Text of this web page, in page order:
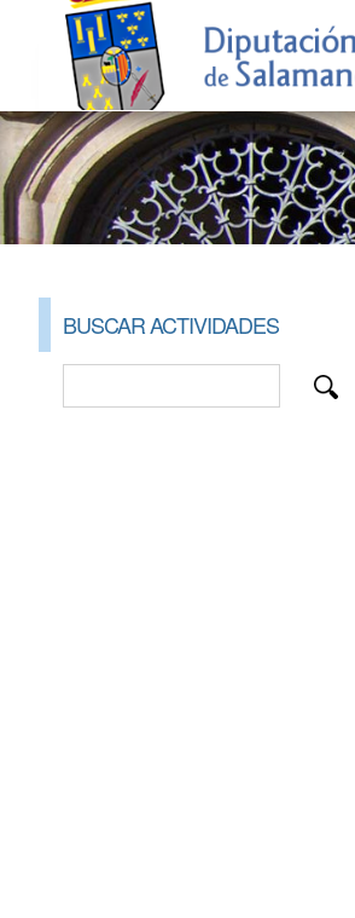
BUSCAR ACTIVIDADES